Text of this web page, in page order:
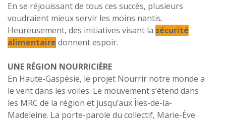
En se réjouissant de tous ces succès, plusieurs
voudraient mieux servir les moins nantis.
Heureusement, des initiatives visant la sécurité
alimentaire donnent espoir.
UNE RÉGION NOURRICIÈRE
En Haute-Gaspésie, le projet Nourrir notre monde a
le vent dans les voiles. Le mouvement s’étend dans
les MRC de la région et jusqu’aux Îles-de-la-
Madeleine. La porte-parole du collectif, Marie-Ève